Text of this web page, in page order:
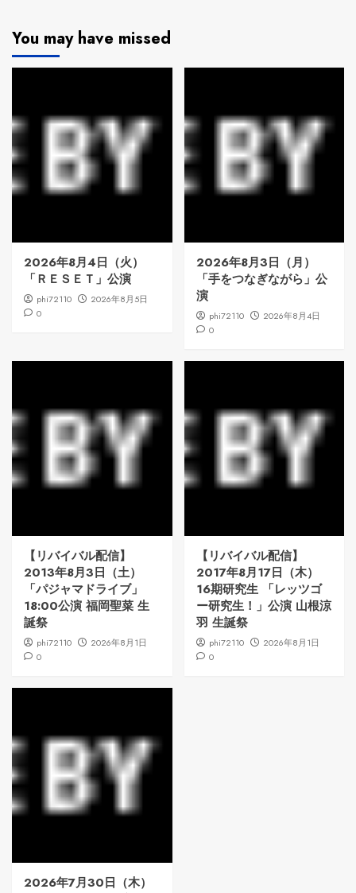
You may have missed
2026年8月4日（火）
「ＲＥＳＥＴ」公演
phi72110
2026年8月5日
0
2026年8月3日（月）
「手をつなぎながら」公
演
phi72110
2026年8月4日
0
【リバイバル配信】
2013年8月3日（土）
「パジャマドライブ」
18:00公演 福岡聖菜 生
誕祭
phi72110
2026年8月1日
0
【リバイバル配信】
2017年8月17日（木）
16期研究生 「レッツゴ
ー研究生！」公演 山根涼
羽 生誕祭
phi72110
2026年8月1日
0
2026年7月30日（木）